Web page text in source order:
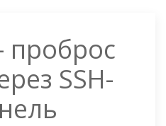
проброс
SSH-